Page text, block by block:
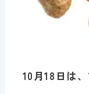
10月18日は